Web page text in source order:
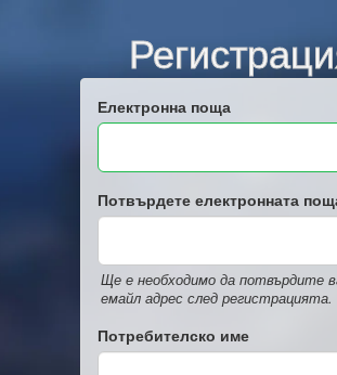
Електронна поща
Потвърдете електронната
Ще е необходимо да потвърдите
емайл адрес след регистрацията.
Потребителско име